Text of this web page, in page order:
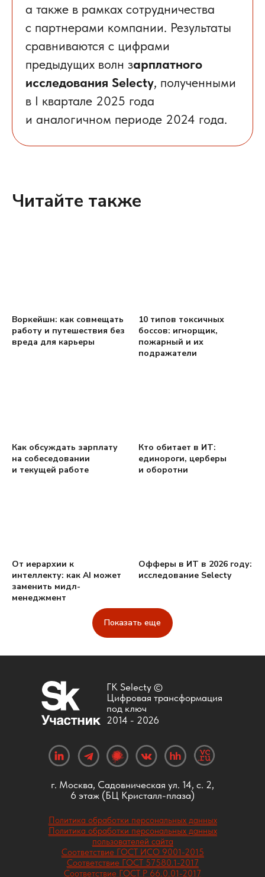
а также в рамках сотрудничества
с партнерами компании. Результаты
сравниваются с цифрами
предыдущих волн зарплатного
исследования Selecty, полученными
в I квартале 2025 года
и аналогичном периоде 2024 года.
Читайте также
Воркейшн: как совмещать
работу и путешествия без
вреда для карьеры
10 типов токсичных
боссов: игнорщик,
пожарный и их
подражатели
Как обсуждать зарплату
на собеседовании
и текущей работе
Кто обитает в ИТ:
единороги, церберы
и оборотни
От иерархии к
интеллекту: как AI может
заменить мидл-
менеджмент
Офферы в ИТ в 2026 году:
исследование Selecty
Показать еще
Политика обработки персональных данных
Политика обработки персональных данных
пользователей сайта
Соответствие ГОСТ ИСО 9001-2015
Соответствие ГОСТ 57580.1-2017
Соответствие ГОСТ Р 66.0.01-2017
ГК Selecty ©
Цифровая трансформация
под ключ
г. Москва, Садовническая ул. 14, с. 2,
6 этаж (БЦ Кристалл-плаза)
2014 - 2026